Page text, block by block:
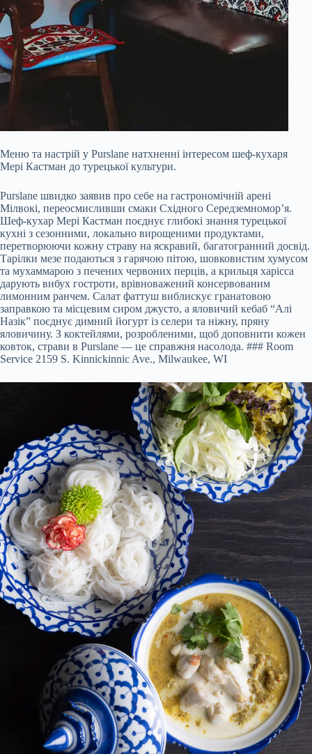
Меню та настрій у Purslane натхненні інтересом шеф-кухаря
Мері Кастман до турецької культури.
Purslane швидко заявив про себе на гастрономічній арені
Мілвокі, переосмисливши смаки Східного Середземномор’я.
Шеф-кухар Мері Кастман поєднує глибокі знання турецької
кухні з сезонними, локально вирощеними продуктами,
перетворюючи кожну страву на яскравий, багатогранний досвід.
Тарілки мезе подаються з гарячою пітою, шовковистим хумусом
та мухаммарою з печених червоних перців, а крильця харісса
дарують вибух гостроти, врівноважений консервованим
лимонним ранчем. Салат фаттуш виблискує гранатовою
заправкою та місцевим сиром джусто, а яловичий кебаб “Алі
Назік” поєднує димний йогурт із селери та ніжну, пряну
яловичину. З коктейлями, розробленими, щоб доповнити кожен
ковток, страви в Purslane — це справжня насолода. ### Room
Service 2159 S. Kinnickinnic Ave., Milwaukee, WI